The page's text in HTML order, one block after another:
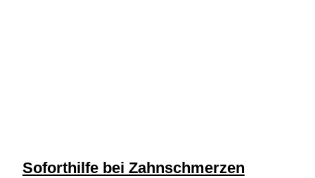
Soforthilfe bei Zahnschmerzen